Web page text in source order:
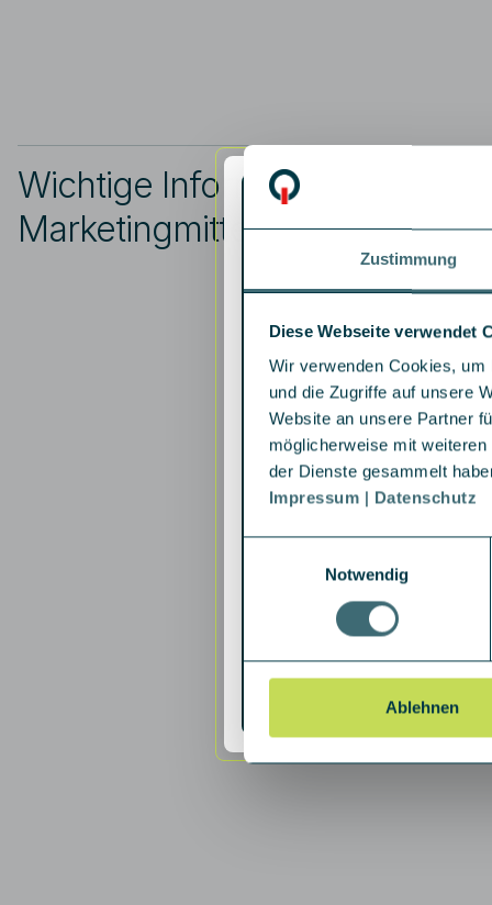
Zustimmung
Diese Webseite verwendet
Wir verwenden Cookies,
und die Zugriffe auf unsere
Website an unsere Partner
möglicherweise mit
der Dienste gesammelt
Impressum | Datenschutz
Notwendig
Ablehnen
Wichtige Informationen zur
Marketingmitteilung